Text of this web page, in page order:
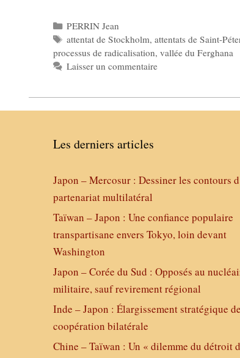
Catégories
PERRIN Jean
Étiquettes
attentat de Stockholm,attentats de Saint-
processus de radicalisation, vallée du Ferghana
Laisser un commentaire
Les derniers articles
Japon – Mercosur : Dessiner les contours
partenariat multilatéral
Taïwan – Japon : Une confiance populaire
transpartisane envers Tokyo, loin devant
Washington
Japon – Corée du Sud : Opposés au
militaire, sauf revirement régional
Inde – Japon : Élargissement stratégique
coopération bilatérale
Chine – Taïwan : Un « dilemme du détroit